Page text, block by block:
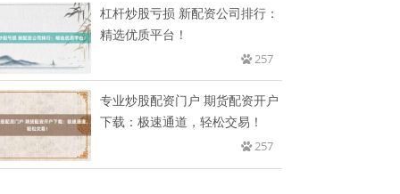
杠杆炒股亏损 新配资公司排行：
精选优质平台！
257
专业炒股配资门户 期货配资开户
下载：极速通道，轻松交易！
257